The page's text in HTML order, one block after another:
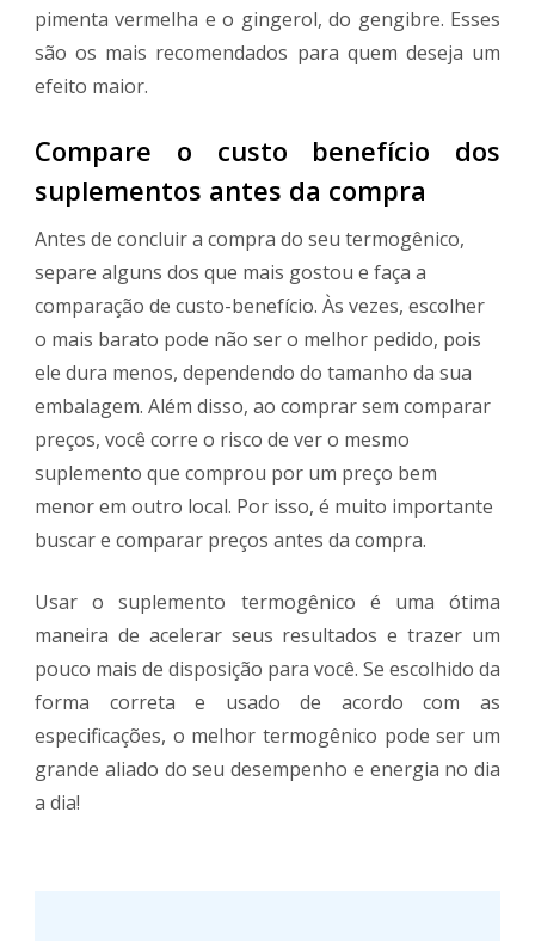
pimenta vermelha e o gingerol, do gengibre. Esses
são os mais recomendados para quem deseja um
efeito maior.
Compare o custo benefício dos
suplementos antes da compra
Antes de concluir a compra do seu termogênico,
separe alguns dos que mais gostou e faça a
comparação de custo-benefício. Às vezes, escolher
o mais barato pode não ser o melhor pedido, pois
ele dura menos, dependendo do tamanho da sua
embalagem. Além disso, ao comprar sem comparar
preços, você corre o risco de ver o mesmo
suplemento que comprou por um preço bem
menor em outro local. Por isso, é muito importante
buscar e comparar preços antes da compra.
Usar o suplemento termogênico é uma ótima
maneira de acelerar seus resultados e trazer um
pouco mais de disposição para você. Se escolhido da
forma correta e usado de acordo com as
especificações, o melhor termogênico pode ser um
grande aliado do seu desempenho e energia no dia
a dia!